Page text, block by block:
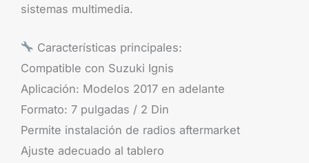
sistemas multimedia.
Características principales:
Compatible con Suzuki Ignis
Aplicación: Modelos 2017 en adelante
Formato: 7 pulgadas / 2 Din
Permite instalación de radios aftermarket
Ajuste adecuado al tablero